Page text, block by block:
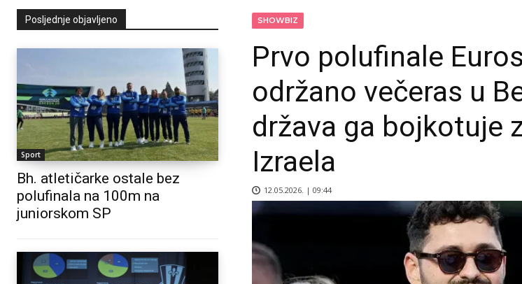
Posljednje objavljeno
Sport
Bh. atletičarke ostale bez
polufinala na 100m na
juniorskom SP
SHOWBIZ
Prvo polufinale
održano večeras u
država ga bojkotuje
Izraela
12.05.2026. | 09:44